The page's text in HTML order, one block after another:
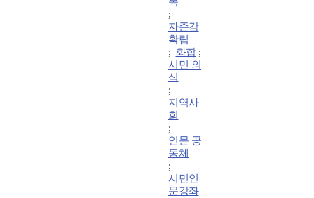
;
자존감
확립
; 화합;
시민 의
식
;
지역사
회
;
인문 공
동체
;
시민인
문강좌